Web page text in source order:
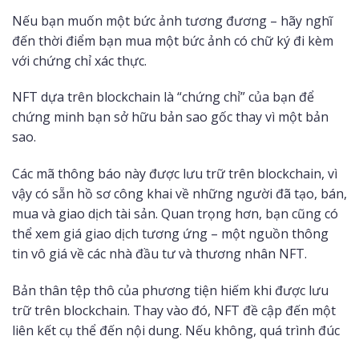
Nếu bạn muốn một bức ảnh tương đương – hãy nghĩ
đến thời điểm bạn mua một bức ảnh có chữ ký đi kèm
với chứng chỉ xác thực.
NFT dựa trên blockchain là “chứng chỉ” của bạn để
chứng minh bạn sở hữu bản sao gốc thay vì một bản
sao.
Các mã thông báo này được lưu trữ trên blockchain, vì
vậy có sẵn hồ sơ công khai về những người đã tạo, bán,
mua và giao dịch tài sản. Quan trọng hơn, bạn cũng có
thể xem giá giao dịch tương ứng – một nguồn thông
tin vô giá về các nhà đầu tư và thương nhân NFT.
Bản thân tệp thô của phương tiện hiếm khi được lưu
trữ trên blockchain. Thay vào đó, NFT đề cập đến một
liên kết cụ thể đến nội dung. Nếu không, quá trình đúc